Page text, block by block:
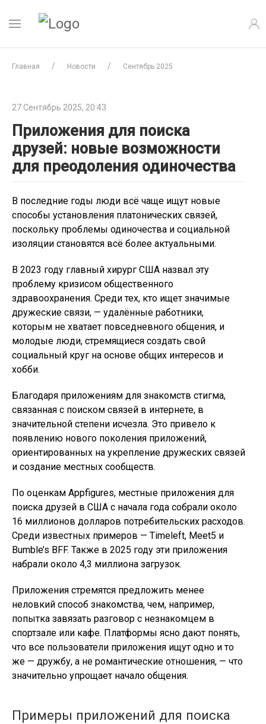
Главная Новости Сентябрь 2025
27 Сентябрь 2025, 20:43
Приложения для поиска
друзей: новые возможности
для преодоления одиночества
В последние годы люди всё чаще ищут новые
способы установления платонических связей,
поскольку проблемы одиночества и социальной
изоляции становятся всё более актуальными.
В 2023 году главный хирург США назвал эту
проблему кризисом общественного
здравоохранения. Среди тех, кто ищет значимые
дружеские связи, — удалённые работники,
которым не хватает повседневного общения, и
молодые люди, стремящиеся создать свой
социальный круг на основе общих интересов и
хобби.
Благодаря приложениям для знакомств стигма,
связанная с поиском связей в интернете, в
значительной степени исчезла. Это привело к
появлению нового поколения приложений,
ориентированных на укрепление дружеских связей
и создание местных сообществ.
По оценкам Appfigures, местные приложения для
поиска друзей в США с начала года собрали около
16 миллионов долларов потребительских расходов.
Среди известных примеров — Timeleft, Meet5 и
Bumble’s BFF. Также в 2025 году эти приложения
набрали около 4,3 миллиона загрузок.
Приложения стремятся предложить менее
неловкий способ знакомства, чем, например,
попытка завязать разговор с незнакомцем в
спортзале или кафе. Платформы ясно дают понять,
что все пользователи приложения ищут одно и то
же — дружбу, а не романтические отношения, — что
значительно упрощает начало общения.
Примеры приложений для поиска